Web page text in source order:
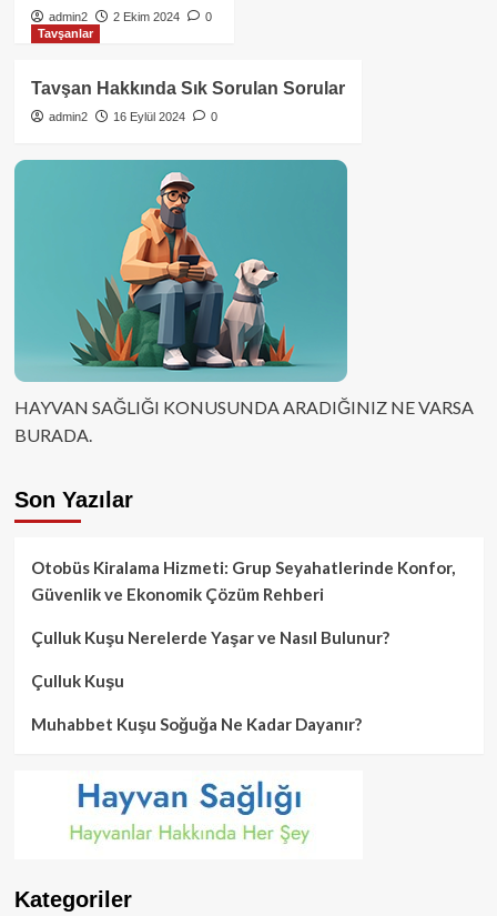
admin2 2 Ekim 2024
0
Tavşanlar
Tavşan Hakkında Sık Sorulan Sorular
admin2 16 Eylül 2024 0
HAYVAN SAĞLIĞI KONUSUNDA ARADIĞINIZ NE VARSA
BURADA.
Son Yazılar
Otobüs Kiralama Hizmeti: Grup Seyahatlerinde Konfor,
Güvenlik ve Ekonomik Çözüm Rehberi
Çulluk Kuşu Nerelerde Yaşar ve Nasıl Bulunur?
Çulluk Kuşu
Muhabbet Kuşu Soğuğa Ne Kadar Dayanır?
Kategoriler